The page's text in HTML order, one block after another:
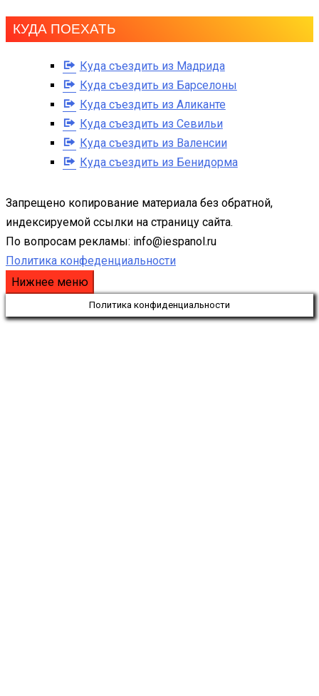
КУДА ПОЕХАТЬ
Куда съездить из Мадрида
Куда съездить из Барселоны
Куда съездить из Аликанте
Куда съездить из Севильи
Куда съездить из Валенсии
Куда съездить из Бенидорма
Запрещено копирование материала без обратной,
индексируемой ссылки на страницу сайта.
По вопросам рекламы: info@iespanol.ru
Политика конфеденциальности
Нижнее меню
Политика конфиденциальности